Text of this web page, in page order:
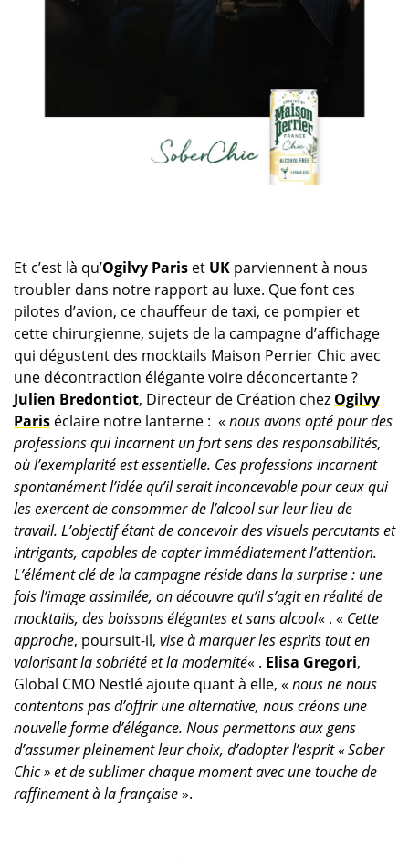
Et c’est là qu’Ogilvy Pariset UK parviennent à nous
troubler dans notre rapport au luxe. Que font ces
pilotes d’avion, ce chauffeur de taxi, ce pompier et
cette chirurgienne, sujets de la campagne d’affichage
qui dégustent des mocktails Maison Perrier Chic avec
une décontraction élégante voire déconcertante ?
Julien Bredontiot, Directeur de Création chez Ogilvy
Pariséclaire notre lanterne : « nous avons opté pour des
professions qui incarnent un fort sens des responsabilités,
où l’exemplarité est essentielle. Ces professions incarnent
spontanément l’idée qu’il serait inconcevable pour ceux qui
les exercent de consommer de l’alcool sur leur lieu de
travail. L’objectif étant de concevoir des visuels percutants et
intrigants, capables de capter immédiatement l’attention.
L’élément clé de la campagne réside dans la surprise : une
fois l’image assimilée, on découvre qu’il s’agit en réalité de
mocktails, des boissons élégantes et sans alcool« . « Cette
approche, poursuit-il, vise à marquer les esprits tout en
valorisant la sobriété et la modernité« . Elisa Gregori,
Global CMO Nestlé ajoute quant à elle, « nous ne nous
contentons pas d’offrir une alternative, nous créons une
nouvelle forme d’élégance. Nous permettons aux gens
d’assumer pleinement leur choix, d’adopter l’esprit « Sober
Chic » et de sublimer chaque moment avec une touche de
raffinement à la française».